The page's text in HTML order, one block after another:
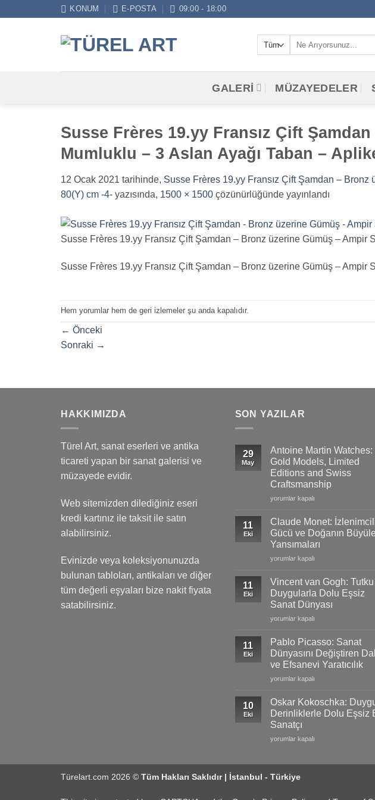
KONUM E-POSTA 09:00 - 18:00
GALERİ MÜZAYEDELER
Susse Frères 19.yy Fransız Çift
Mumluklu – 3 Aslan Ayağı Taban –
12 Ocak 2021 tarihinde, Susse Frères 19.yy Fransız Çift Şamdan –
80(Y) cm -4- yazısında, 1500 × 1500 çözünürlüğünde yayınlandı
Susse Frères 19.yy Fransız Çift Şamdan – Bronz üzerine Gümüş –
Susse Frères 19.yy Fransız Çift Şamdan – Bronz üzerine Gümüş –
Hem yorumlar hem de geri izlemeler şu anda kapalıdır.
← Önceki
Sonraki →
HAKKIMIZDA
Türel Art, sanat eserleri ve antika
ticareti yapan bir sanat galerisi ve
müzayede evidir.
Web sitemizden dilediğiniz eseri
kredi kartınız ile taksit ile satın
alabilirsiniz.
Evinizde veya koleksiyonunuzda
bulunan tabloları, antikaları ve diğer
tüm değerli eşyaları bize nakit fiyata
satabilirsiniz.
SON YAZILAR
29
May
Antoine Martin Watches:
Gold Models, Limited
Editions and Swiss
Craftsmanship
Antoine
Watches:
18k
Gold
Models,
Limited
and
Swiss
Craftsmanship
için
yorumlar kapalı
11
Eki
Claude Monet:
Gücü ve Doğanın
Yansımaları
Claude
İzlenimciliğin
Gücü
ve
Doğanın
Büyüleyici
için
yorumlar kapalı
11
Eki
Vincent van Gogh: Tutku
Duygularla Dolu Eşsiz
Sanat Dünyası
Vincent
Gogh:
Tutku
ve
Duygularla
Dolu
Sanat
Dünyası
için
yorumlar kapalı
11
Eki
Pablo Picasso: Sanat
Dünyasını Değiştiren
ve Efsanevi Yaratıcılık
Pablo
Sanat
Dünyasını
Değiştiren
Dahi
ve
yorumlar kapalı
10
Eki
Oskar Kokoschka:
Derinliklerle Dolu Eşsiz
Sanatçı
Oskar
Dolu
yorumlar kapalı
Türelart.com 2026 © Tüm Hakları Saklıdır | İstanbul - Türkiye